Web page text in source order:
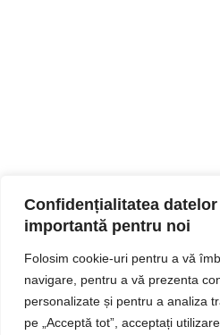
Confidențialitatea
importantă pentru noi
Folosim cookie-uri pentru a vă
navigare, pentru a vă prezenta
personalizate și pentru a analiza
pe „Acceptă tot”, acceptați